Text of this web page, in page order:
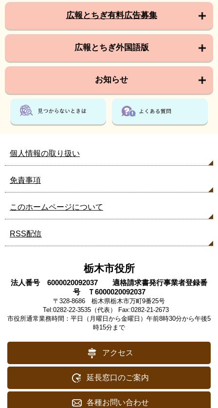
広報とちぎ有料広告募集
広報とちぎ外国語版
お知らせ
個人情報の取り扱い
免責事項
このホームページについて
RSS配信
栃木市役所
法人番号 6000020092037 適格請求書発行事業者登録番
号 Ｔ6000020092037
〒328-8686 栃木県栃木市万町9番25号
Tel:0282-22-3535（代表） Fax:0282-21-2673
市役所通常業務時間：平日（月曜日から金曜日）午前8時30分から午後5
時15分まで
アクセス
延長窓口のご案内
各種お問い合わせ